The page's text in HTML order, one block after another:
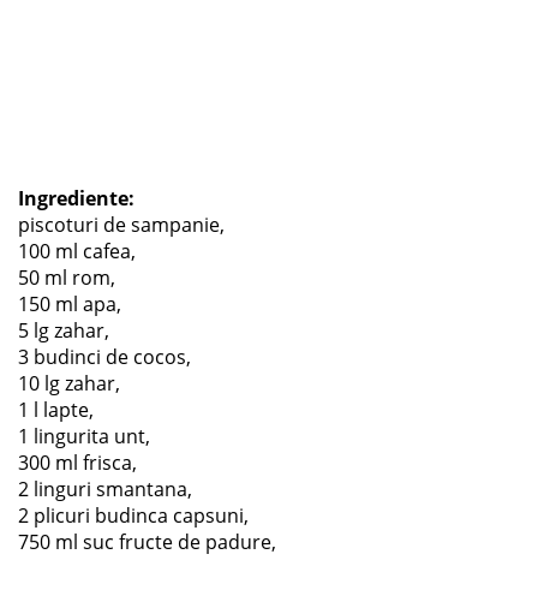
Ingrediente:
piscoturi de sampanie,
100 ml cafea,
50 ml rom,
150 ml apa,
5 lg zahar,
3 budinci de cocos,
10 lg zahar,
1 l lapte,
1 lingurita unt,
300 ml frisca,
2 linguri smantana,
2 plicuri budinca capsuni,
750 ml suc fructe de padure,